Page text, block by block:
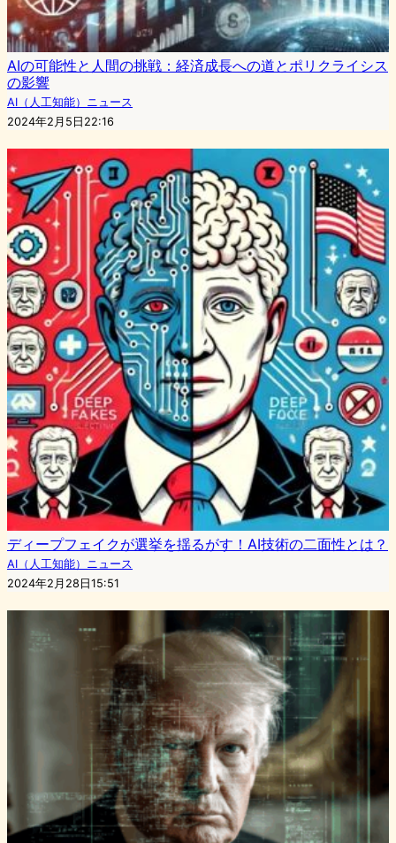
AIの可能性と人間の挑戦：経済成長への道とポリクライシス
の影響
AI（人工知能）ニュース
2024年2月5日22:16
ディープフェイクが選挙を揺るがす！AI技術の二面性とは？
AI（人工知能）ニュース
2024年2月28日15:51